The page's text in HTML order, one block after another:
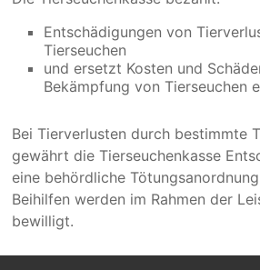
Entschädigungen von
Tierseuchen
und ersetzt Kosten und
Bekämpfung von Tierseuchen
Bei Tierverlusten durch bestimmte
gewährt die Tierseuchenkasse
eine behördliche
Beihilfen werden im Rahmen der
bewilligt.